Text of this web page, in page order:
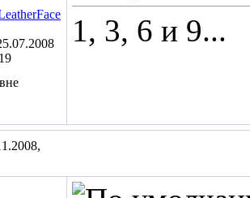
1, 3, 6 и 9...